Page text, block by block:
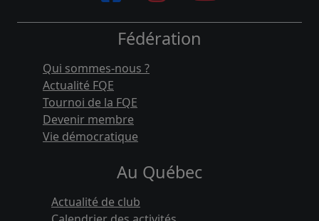
Fédération
Qui sommes-nous ?
Actualité FQE
Tournoi de la FQE
Devenir membre
Vie démocratique
Au Québec
Actualité de club